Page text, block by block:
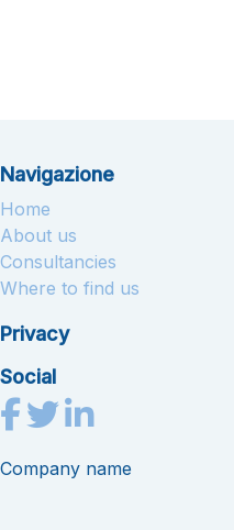
Navigazione
Home
About us
Consultancies
Where to find us
Privacy
Social
Company name